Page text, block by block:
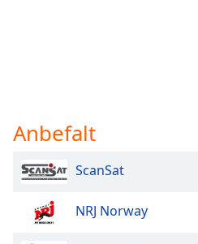
Anbefalt
ScanSat
NRJ Norway